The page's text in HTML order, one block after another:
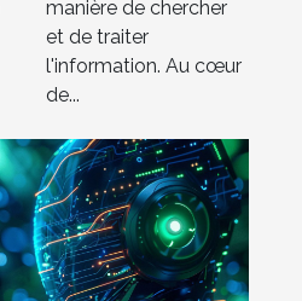
manière de chercher
et de traiter
l'information. Au cœur
de...